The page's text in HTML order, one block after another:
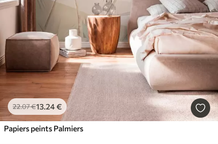
22.07€13.24€
Papiers peints Palmiers